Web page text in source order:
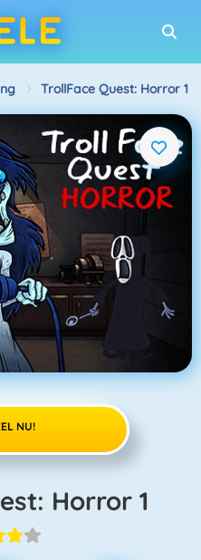
TrollFace Quest: Horror 1
NU!
Horror 1